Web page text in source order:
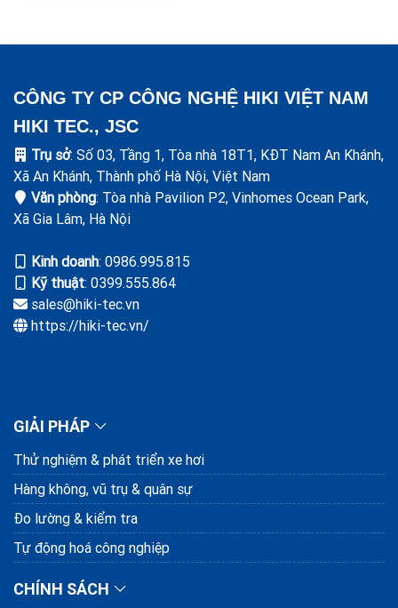
CÔNG TY CP CÔNG NGHỆ HIKI VIỆT NAM
HIKI TEC., JSC
Trụ sở: Số 03, Tầng 1, Tòa nhà 18T1, KĐT Nam An Khánh,
Xã An Khánh, Thành phố Hà Nội, Việt Nam
Văn phòng: Tòa nhà Pavilion P2, Vinhomes Ocean Park,
Xã Gia Lâm, Hà Nội
Kinh doanh: ‭0986.995.815
Kỹ thuật: 0399.555.864
sales@hiki-tec.vn
https://hiki-tec.vn/
GIẢI PHÁP
Thử nghiệm & phát triển xe hơi
Hàng không, vũ trụ & quân sự
Đo lường & kiểm tra
Tự động hoá công nghiệp
CHÍNH SÁCH